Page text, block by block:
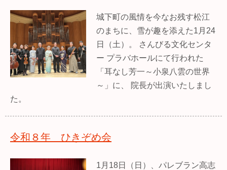
城下町の風情を今なお残す松江
のまちに、雪が趣を添えた1月24
日（土）。 さんびる文化センタ
ー プラバホールにて行われた
「耳なし芳一～小泉八雲の世界
～」に、 院長が出演いたしまし
た。
令和８年 ひきぞめ会
1月18日（日）、パレブラン高志